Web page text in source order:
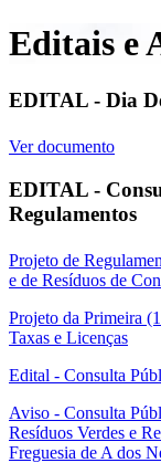
Editais e
EDITAL - Dia
Ver documento
EDITAL -
Regulamentos
Projeto de
e de Resíduos de
Projeto da Primeira
Taxas e Licenças
Edital - Consulta
Aviso - Consulta
Resíduos Verdes e
Freguesia de A dos